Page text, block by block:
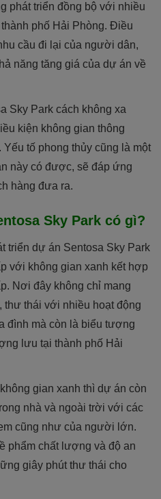
phát triển đồng bộ với nhiều
phố Hải Phòng. Điều
cầu đi lại của người dân,
năng tăng giá của dự án về
Sky Park cách không xa
kiện không gian thông
tố phong thủy cũng là một
này có được, sẽ đáp ứng
hàng đưa ra.
Sky Park có gì?
triển dự án Sentosa Sky Park
với không gian xanh kết hợp
Nơi đây không chỉ mang
thư thái với nhiều hoạt động
đình mà còn là biểu tượng
lưu tại thành phố Hải
gian xanh thì dự án còn
nhà và ngoài trời với các
cũng như của người lớn.
phẩm chất lượng và độ an
giây phút thư thái cho